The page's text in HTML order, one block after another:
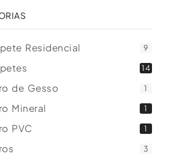
Residencial 9
14
de Gesso 1
Mineral 1
PVC 1
3